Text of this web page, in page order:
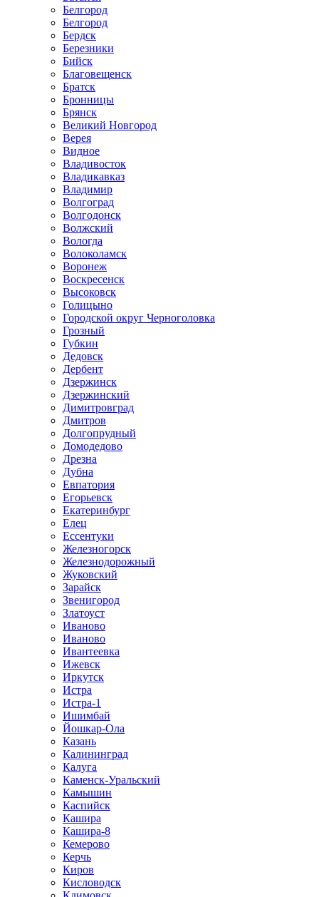
Белгород
Белгород
Бердск
Березники
Бийск
Благовещенск
Братск
Бронницы
Брянск
Великий Новгород
Верея
Видное
Владивосток
Владикавказ
Владимир
Волгоград
Волгодонск
Волжский
Вологда
Волоколамск
Воронеж
Воскресенск
Высоковск
Голицыно
Городской округ Черноголовка
Грозный
Губкин
Дедовск
Дербент
Дзержинск
Дзержинский
Димитровград
Дмитров
Долгопрудный
Домодедово
Дрезна
Дубна
Евпатория
Егорьевск
Екатеринбург
Елец
Ессентуки
Железногорск
Железнодорожный
Жуковский
Зарайск
Звенигород
Златоуст
Иваново
Иваново
Ивантеевка
Ижевск
Иркутск
Истра
Истра-1
Ишимбай
Йошкар-Ола
Казань
Калининград
Калуга
Каменск-Уральский
Камышин
Каспийск
Кашира
Кашира-8
Кемерово
Керчь
Киров
Кисловодск